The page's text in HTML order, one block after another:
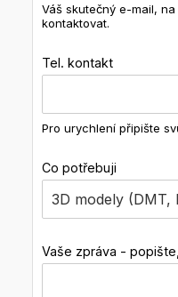
Váš skutečný e-mail,
kontaktovat.
Tel. kontakt
Pro urychlení připište
Co potřebuji
Vaše zpráva -